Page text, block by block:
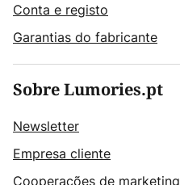
Conta e registo
Garantias do fabricante
Sobre Lumories.pt
Newsletter
Empresa cliente
Cooperações de marketing